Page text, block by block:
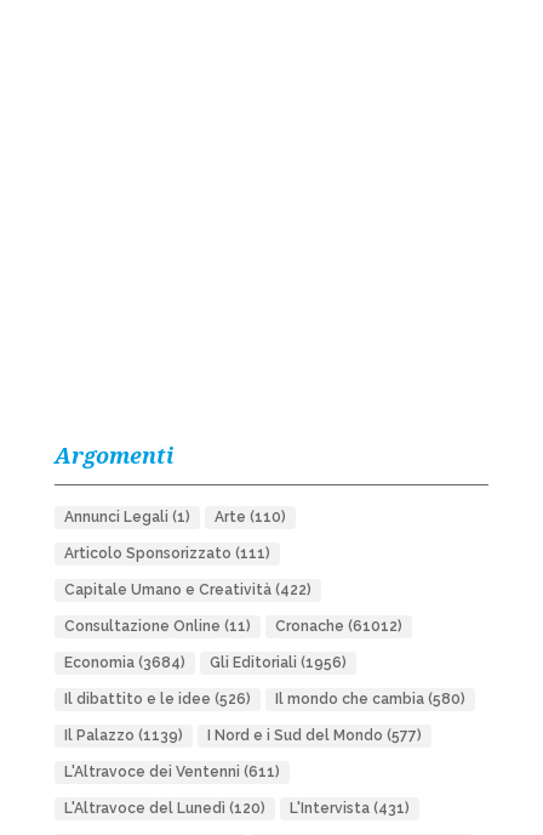
Argomenti
Annunci Legali (1) Arte (110)
Articolo Sponsorizzato (111)
Capitale Umano e Creatività(422)
Consultazione Online (11) Cronache (61012)
Economia(3684) Gli Editoriali (1956)
Il dibattito e le idee (526) Il mondo che cambia(580)
Il Palazzo (1139) I Nord e i Sud del Mondo (577)
L'Altravoce dei Ventenni (611)
L'Altravoce del Lunedì (120) L'Intervista(431)